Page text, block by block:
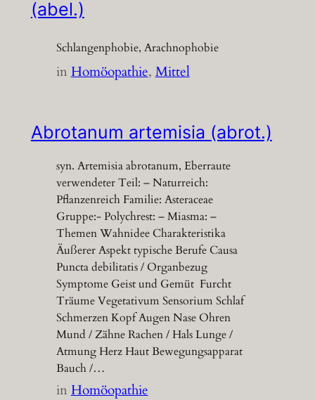
(abel.)
Schlangenphobie, Arachnophobie
inHomöopathie, Mittel
Abrotanum artemisia (abrot.)
syn. Artemisia abrotanum, Eberraute
verwendeter Teil: – Naturreich:
Pflanzenreich Familie: Asteraceae
Gruppe:- Polychrest: – Miasma: –
Themen Wahnidee Charakteristika
Äußerer Aspekt typische Berufe Causa
Puncta debilitatis / Organbezug
Symptome Geist und Gemüt Furcht
Träume Vegetativum Sensorium Schlaf
Schmerzen Kopf Augen Nase Ohren
Mund / Zähne Rachen / Hals Lunge /
Atmung Herz Haut Bewegungsapparat
Bauch /…
inHomöopathie